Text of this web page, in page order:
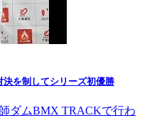
を制してシリーズ初優勝
ダムBMX TRACKで行わ